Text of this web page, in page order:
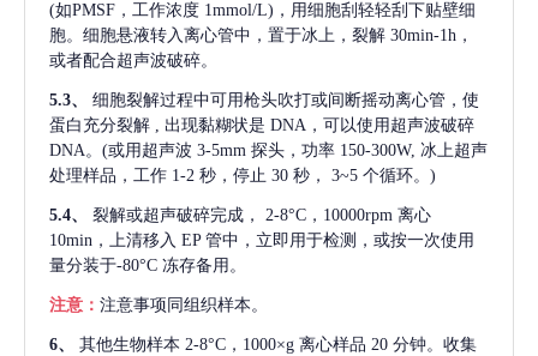
(如PMSF，工作浓度 1mmol/L)，用细胞刮轻轻刮下贴壁细
胞。细胞悬液转入离心管中，置于冰上，裂解 30min-1h，
或者配合超声波破碎。
5.3、
细胞裂解过程中可用枪头吹打或间断摇动离心管，使
蛋白充分裂解 , 出现黏糊状是 DNA，可以使用超声波破碎
DNA。(或用超声波 3-5mm 探头，功率 150-300W, 冰上超声
处理样品，工作 1-2 秒，停止 30 秒， 3~5 个循环。)
5.4、 裂解或超声破碎完成，
2-8°C，10000rpm 离心
10min，上清移入 EP 管中，立即用于检测，或按一次使用
量分装于-80°C 冻存备用。
注意： 注意事项同组织样本。
6、 其他生物样本 2-8°C，1000×g 离心样品 20 分钟。收集